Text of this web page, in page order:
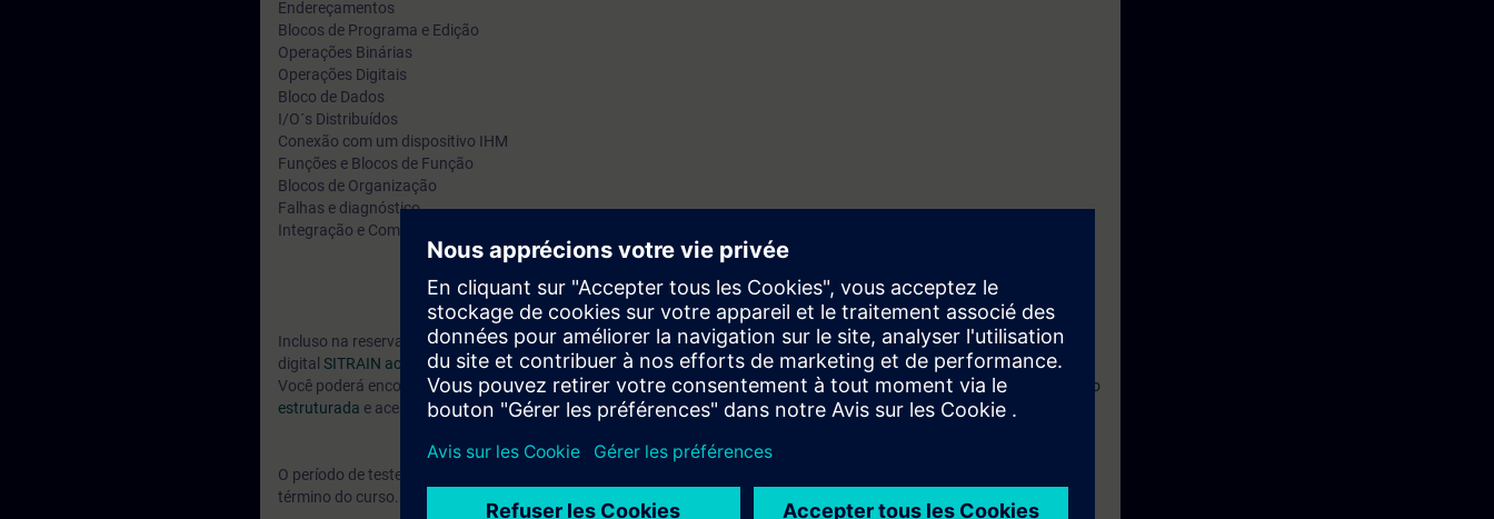
Endereçamentos
Blocos de Programa e Edição
Operações Binárias
Operações Digitais
Bloco de Dados
I/O´s Distribuídos
Conexão com um dispositivo IHM
Funções e Blocos de Função
Blocos de Organização
Falhas e diagnóstico
Integração e Comissionamento de Drive com Startdrive
Incluso na reserva do seu curso, você recebe uma conta de teste gratuito para acessar a Plataforma de Aprendizagem
digital SITRAIN access.
Você poderá encontrar treinamentos online sobreNoções Básicas de Automação (Currículo),TIA Portal – Programação
estruturada e acesso a mais de 200 outros treinamentos.
O período de teste inicia 7 dias antes do inicio do treinamento confirmado e termina automaticamente 14 dias após o
término do curso.